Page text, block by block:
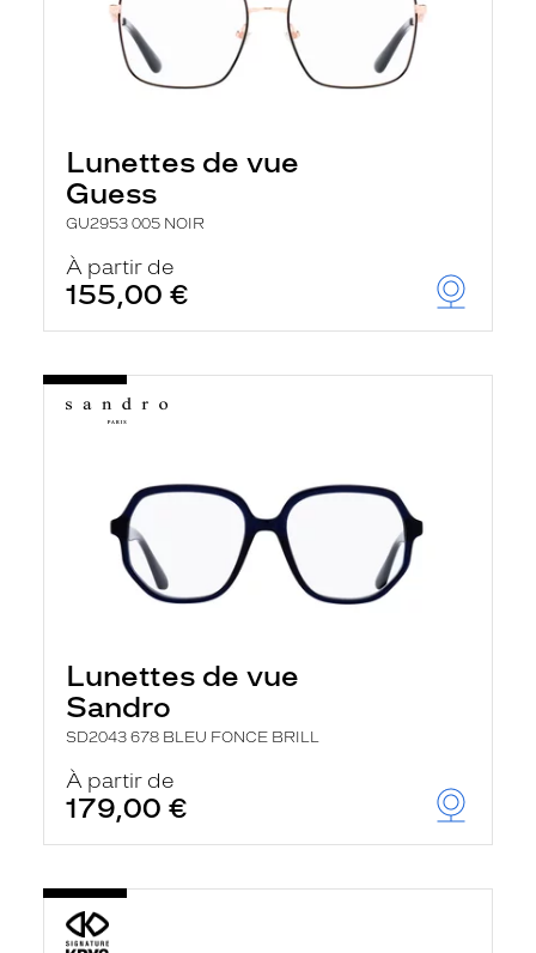
Lunettes de vue
Guess
GU2953 005 NOIR
À partir de
155,00 €
Lunettes de vue
Sandro
SD2043 678 BLEU FONCE BRILL
À partir de
179,00 €